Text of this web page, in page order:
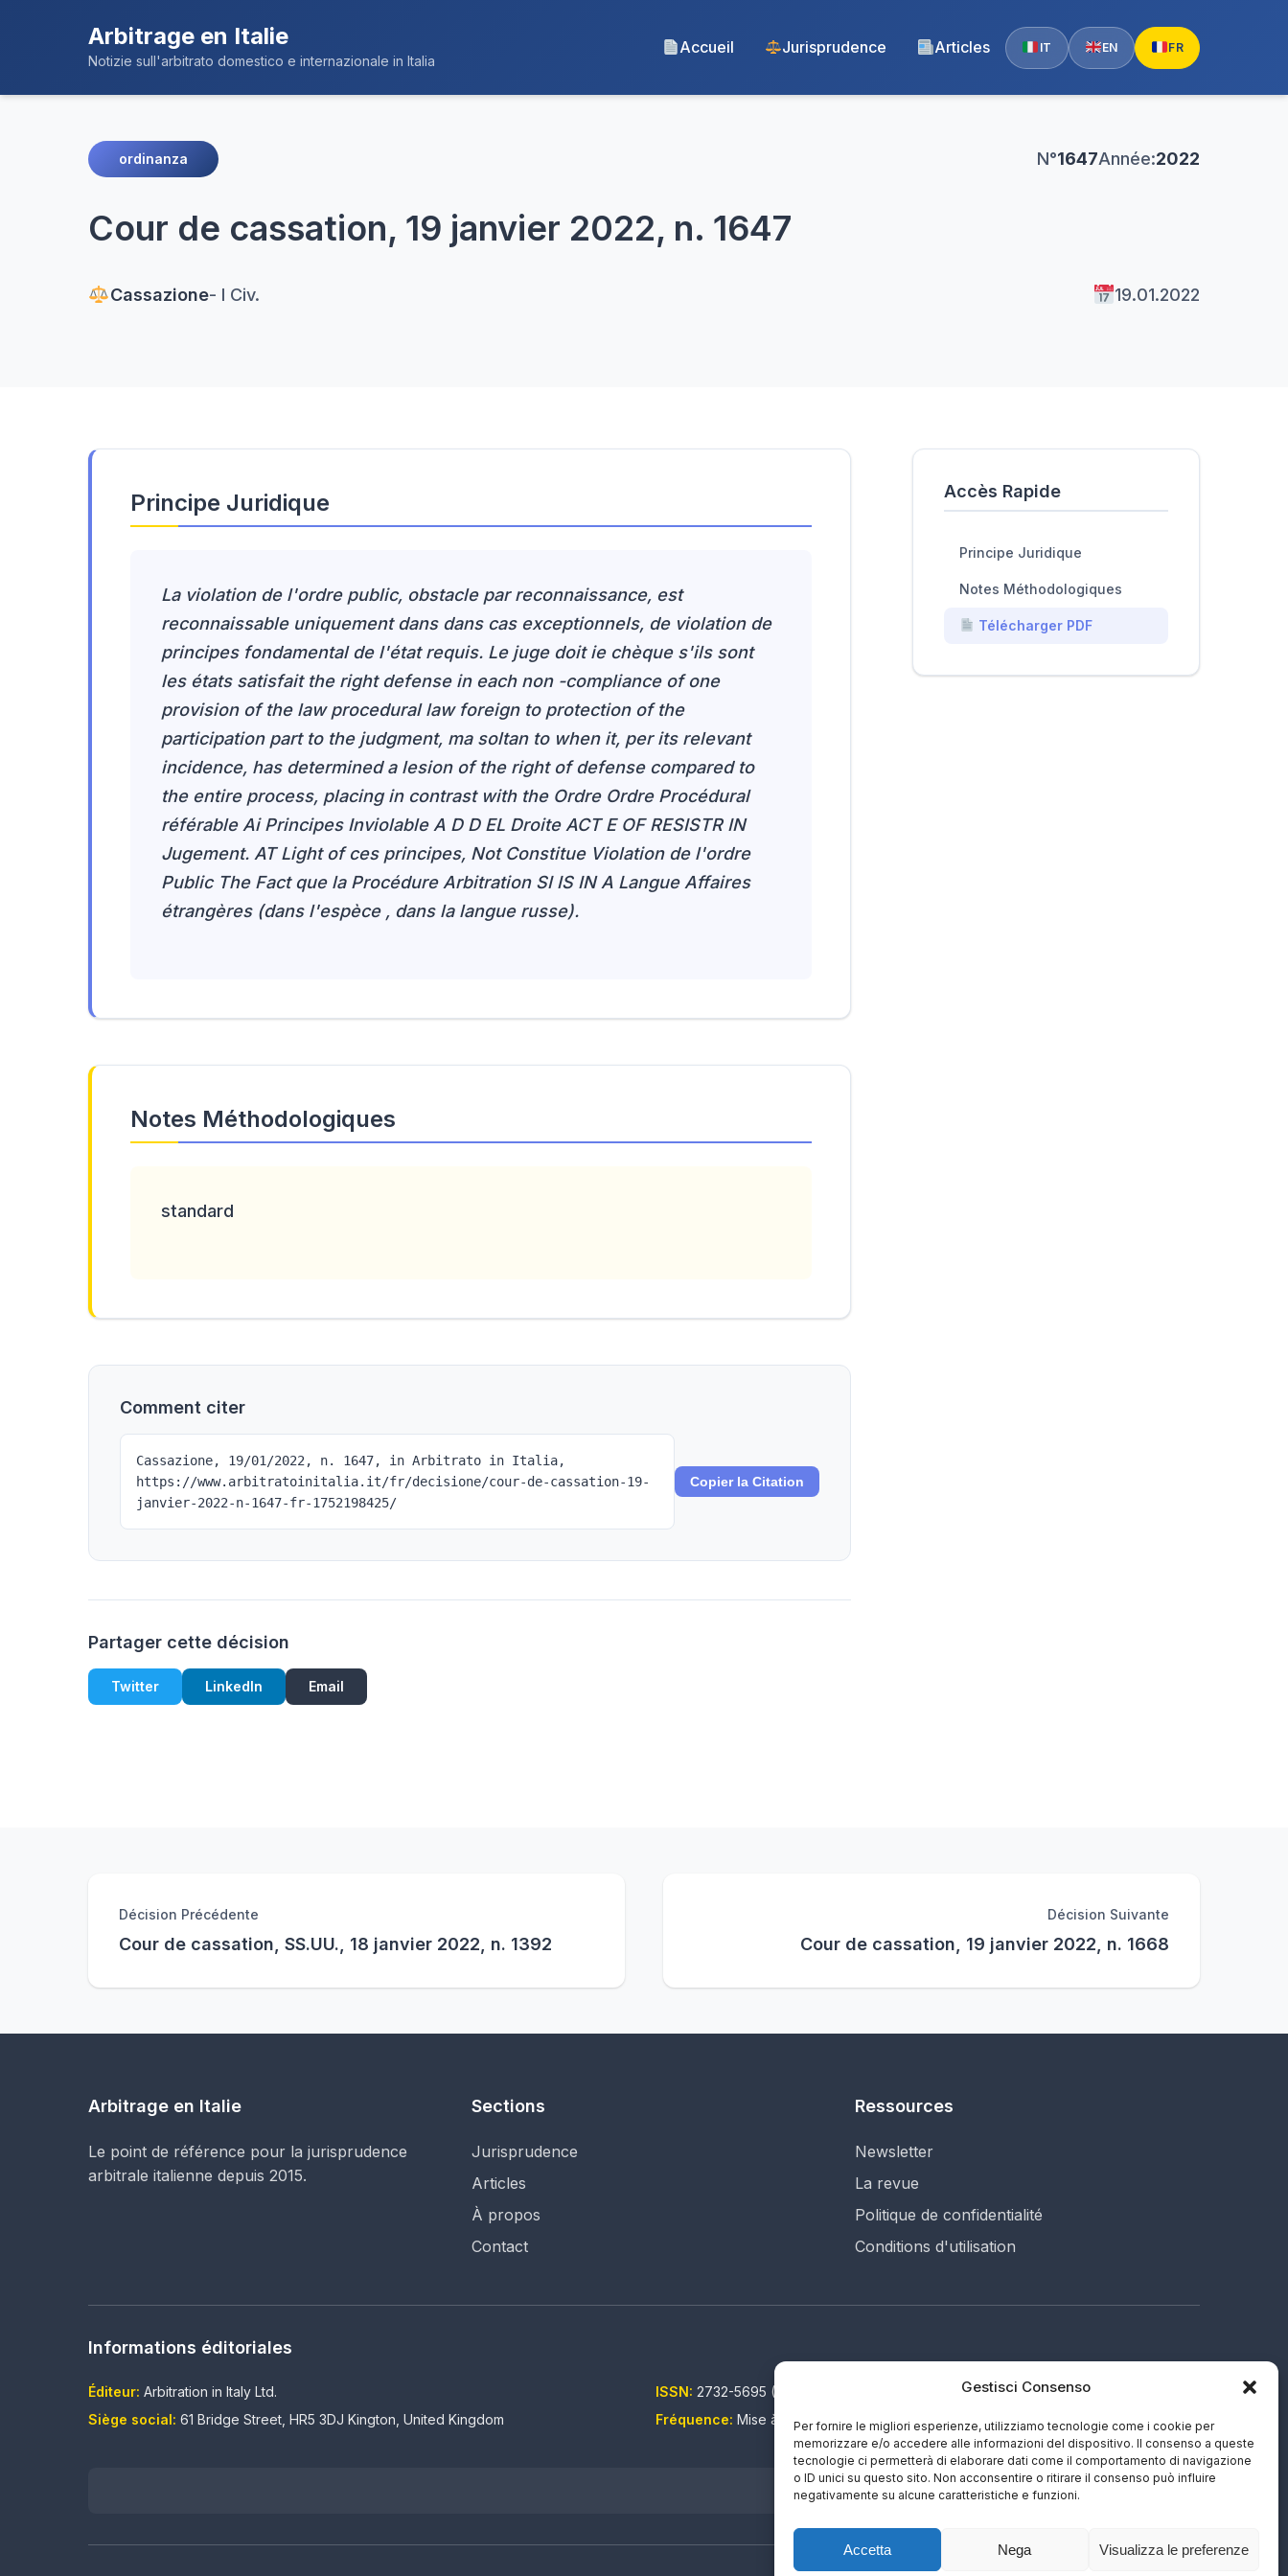
Gestisci Consenso
Per fornire le migliori esperienze, utilizziamo tecnologie come i cookie per
memorizzare e/o accedere alle informazioni del dispositivo. Il consenso a queste
tecnologie ci permetterà di elaborare dati come il comportamento di navigazione
o ID unici su questo sito. Non acconsentire o ritirare il consenso può influire
negativamente su alcune caratteristiche e funzioni.
Accetta Nega Visualizza le preferenze
Arbitrage en Italie
Notizie sull'arbitrato domestico e internazionale in Italia
Accueil Jurisprudence Articles IT EN FR
ordinanza N°1647Année:2022
Cour de cassation, 19 janvier 2022, n. 1647
Cassazione- I Civ. 19.01.2022
Principe Juridique
La violation de l'ordre public, obstacle par reconnaissance, est
reconnaissable uniquement dans dans cas exceptionnels, de violation de
principes fondamental de l'état requis. Le juge doit ie chèque s'ils sont
les états satisfait the right defense in each non -compliance of one
provision of the law procedural law foreign to protection of the
participation part to the judgment, ma soltan to when it, per its relevant
incidence, has determined a lesion of the right of defense compared to
the entire process, placing in contrast with the Ordre Ordre Procédural
référable Ai Principes Inviolable A D D EL Droite ACT E OF RESISTR IN
Jugement. AT Light of ces principes, Not Constitue Violation de l'ordre
Public The Fact que la Procédure Arbitration SI IS IN A Langue Affaires
étrangères (dans l'espèce , dans la langue russe).
Notes Méthodologiques
standard
Comment citer
Cassazione, 19/01/2022, n. 1647, in Arbitrato in Italia,
https://www.arbitratoinitalia.it/fr/decisione/cour-de-cassation-19-
janvier-2022-n-1647-fr-1752198425/
Copier la Citation
Partager cette décision
Twitter LinkedIn Email
Accès Rapide
Principe Juridique
Notes Méthodologiques
Télécharger PDF
Décision Précédente
Cour de cassation, SS.UU., 18 janvier 2022, n. 1392
Décision Suivante
Cour de cassation, 19 janvier 2022, n. 1668
Arbitrage en Italie
Le point de référence pour la jurisprudence
arbitrale italienne depuis 2015.
Sections
Jurisprudence
Articles
À propos
Contact
Ressources
Newsletter
La revue
Politique de confidentialité
Conditions d'utilisation
Informations éditoriales
Éditeur: Arbitration in Italy Ltd.
Siège social: 61 Bridge Street, HR5 3DJ Kington, United Kingdom
ISSN: 2732-5695 (IT) - 2732-5687 (EN)
Fréquence: Mise à jour continue